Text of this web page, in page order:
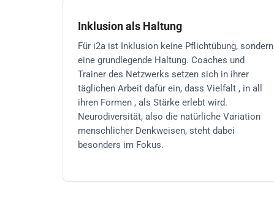
Inklusion als Haltung
Für i2a ist Inklusion keine Pflichtübung, sondern
eine grundlegende Haltung. Coaches und
Trainer des Netzwerks setzen sich in ihrer
täglichen Arbeit dafür ein, dass Vielfalt , in all
ihren Formen , als Stärke erlebt wird.
Neurodiversität, also die natürliche Variation
menschlicher Denkweisen, steht dabei
besonders im Fokus.